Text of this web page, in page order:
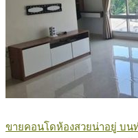
ขายคอนโดห้องสวยน่าอยู่ บน